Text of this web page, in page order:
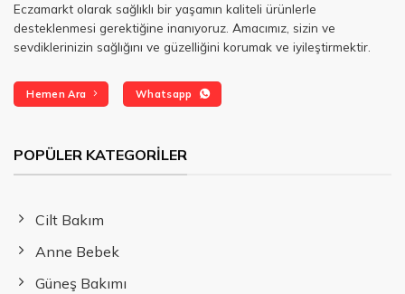
Eczamarkt olarak sağlıklı bir yaşamın kaliteli ürünlerle
desteklenmesi gerektiğine inanıyoruz. Amacımız, sizin ve
sevdiklerinizin sağlığını ve güzelliğini korumak ve iyileştirmektir.
Hemen Ara Whatsapp
POPÜLER KATEGORILER
Cilt Bakım
Anne Bebek
Güneş Bakımı